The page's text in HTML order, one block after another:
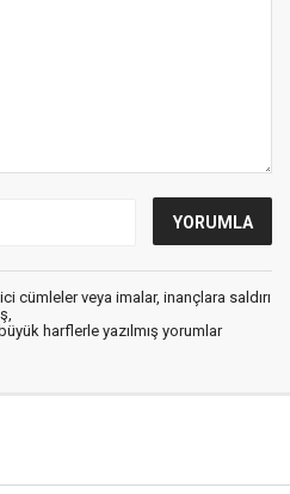
cümleler veya imalar, inançlara saldırı
harflerle yazılmış yorumlar